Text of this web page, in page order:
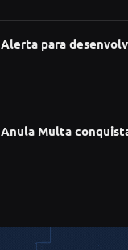
Alerta para
Anula Multa